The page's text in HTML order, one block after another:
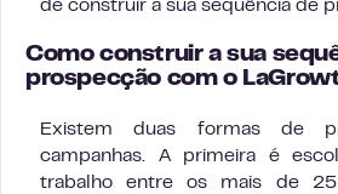
de construir a sua sequência de
Como construir a sua
prospecção com o
Existem duas formas de
campanhas. A primeira é
trabalho entre os mais de